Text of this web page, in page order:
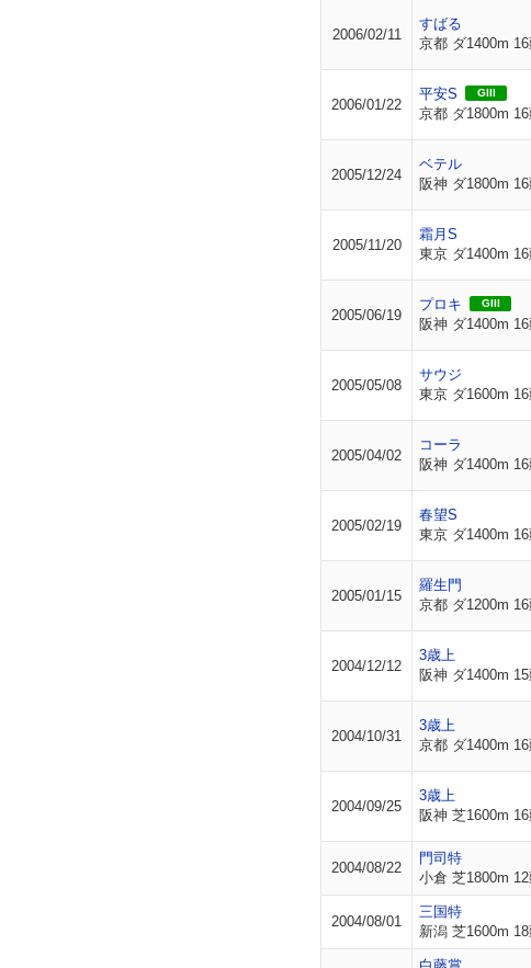
2006/02/11
すばる
京都 ダ1400m
2006/01/22
平安S GIII
京都 ダ1800m
2005/12/24
ベテル
阪神 ダ1800m
2005/11/20
霜月S
東京 ダ1400m
2005/06/19
プロキ GIII
阪神 ダ1400m
2005/05/08
サウジ
東京 ダ1600m
2005/04/02
コーラ
阪神 ダ1400m
2005/02/19
春望S
東京 ダ1400m
2005/01/15
羅生門
京都 ダ1200m
2004/12/12
3歳上
阪神 ダ1400m
2004/10/31
3歳上
京都 ダ1400m
2004/09/25
3歳上
阪神 芝1600m
2004/08/22
門司特
小倉 芝1800m
2004/08/01
三国特
新潟 芝1600m